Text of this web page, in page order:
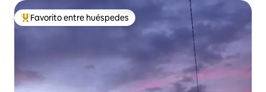
De los mejores en Favorito entre huéspedes
Favorito entre huéspedes